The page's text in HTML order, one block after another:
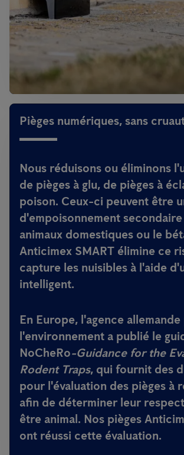
Pièges numériques, sans
Nous réduisons ou éliminons
de pièges à glu, de pièges à
poison. Ceux-ci peuvent être
d'empoisonnement
animaux domestiques ou le
Anticimex SMART élimine ce
capture les nuisibles à l'aide
intelligent.
En Europe, l'agence
l'environnement a publié le
NoCheRo-Guidance for the
Rodent Traps, qui fournit des
pour l'évaluation des pièges à
afin de déterminer leur
être animal. Nos pièges
ont réussi cette évaluation.